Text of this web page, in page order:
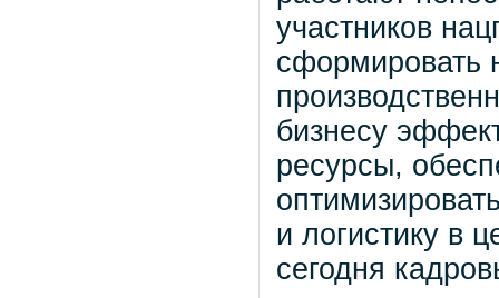
участников
сформировать
бизнесу
ресурсы,
и логистику в
сегодня